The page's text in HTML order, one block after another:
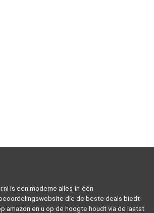
is een moderne alles-in-één
die de beste deals biedt
amazon en u op de hoogte houdt via de laatst